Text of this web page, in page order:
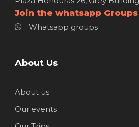
Join the whatsapp Groups
Whatsapp groups
About Us
About us
Our events